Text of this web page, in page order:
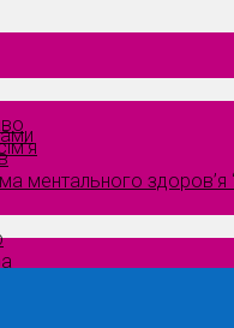
ментального здоров’я